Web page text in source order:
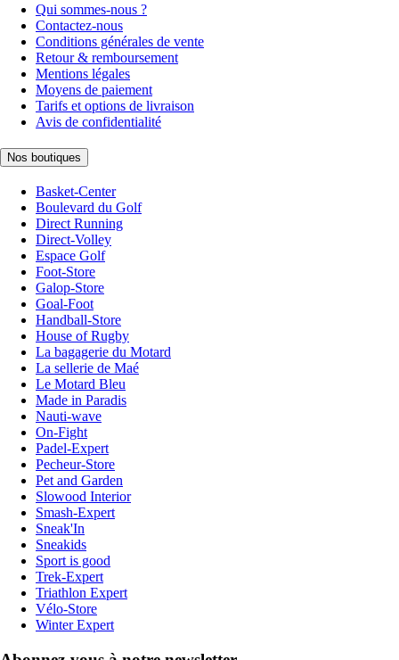
Qui sommes-nous ?
Contactez-nous
Conditions générales de vente
Retour & remboursement
Mentions légales
Moyens de paiement
Tarifs et options de livraison
Avis de confidentialité
Nos boutiques
Basket-Center
Boulevard du Golf
Direct Running
Direct-Volley
Espace Golf
Foot-Store
Galop-Store
Goal-Foot
Handball-Store
House of Rugby
La bagagerie du Motard
La sellerie de Maé
Le Motard Bleu
Made in Paradis
Nauti-wave
On-Fight
Padel-Expert
Pecheur-Store
Pet and Garden
Slowood Interior
Smash-Expert
Sneak'In
Sneakids
Sport is good
Trek-Expert
Triathlon Expert
Vélo-Store
Winter Expert